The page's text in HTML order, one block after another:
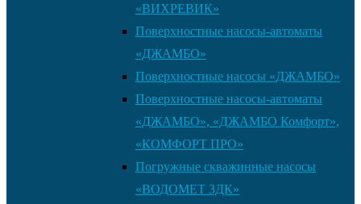
«ВИХРЕВИК»
Поверхностные насосы-автоматы
«ДЖАМБО»
Поверхностные насосы «ДЖАМБО»
Поверхностные насосы-автоматы
«ДЖАМБО», «ДЖАМБО Комфорт»,
«КОМФОРТ ПРО»
Погружные скважинные насосы
«ВОДОМЕТ 3ДК»